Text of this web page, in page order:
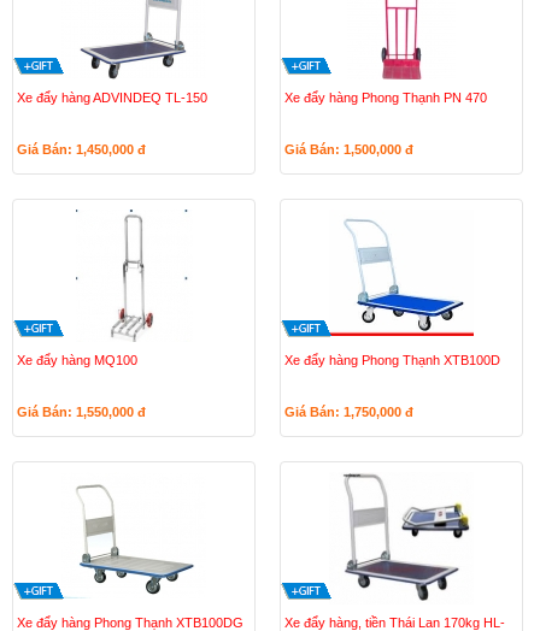
Xe đẩy hàng ADVINDEQ TL-150
Giá Bán: 1,450,000 đ
Xe đẩy hàng Phong Thạnh PN 470
Giá Bán: 1,500,000 đ
Xe đẩy hàng MQ100
Giá Bán: 1,550,000 đ
Xe đẩy hàng Phong Thạnh XTB100D
Giá Bán: 1,750,000 đ
Xe đẩy hàng Phong Thạnh XTB100DG
Xe đẩy hàng, tiền Thái Lan 170kg HL-